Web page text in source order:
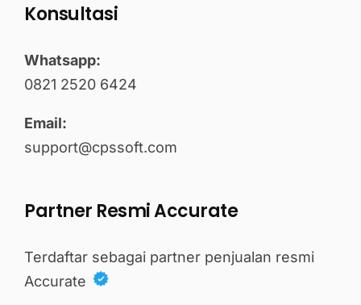
Konsultasi
Whatsapp:
0821 2520 6424
Email:
support@cpssoft.com
Partner Resmi Accurate
Terdaftar sebagai partner penjualan resmi
Accurate